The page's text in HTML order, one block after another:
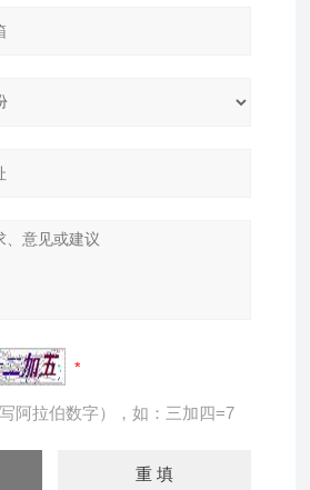
阿拉伯数字），如：三加四=7